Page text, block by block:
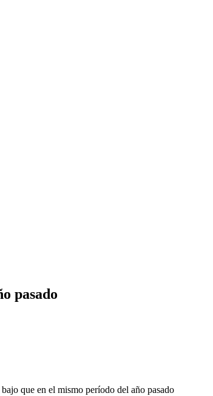
pasado
que en el mismo período del año pasado